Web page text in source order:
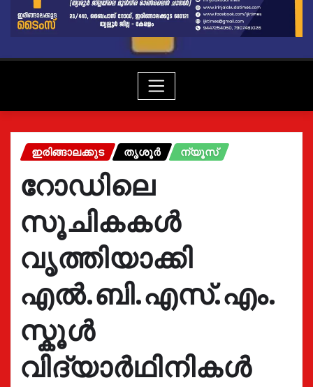
ഇരിങ്ങാലക്കുട തൃശൂർ ന്യൂസ്
റോഡിലെ
സൂചികകൾ
വൃത്തിയാക്കി
എൽ.ബി.എസ്.എം.
സ്കൂൾ
വിദ്യാർഥിനികൾ